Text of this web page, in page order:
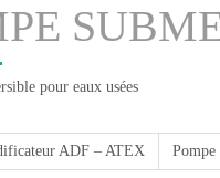
pour eaux usées
ADF – ATEX Pompe